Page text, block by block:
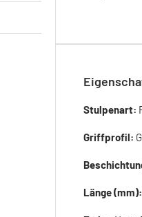
Stulpenart:
Griffprofil:
Länge (mm):